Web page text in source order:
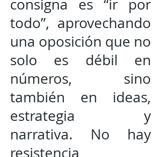
consigna es “ir por
todo”, aprovechando
una oposición que no
solo es débil en
números, sino
también en ideas,
estrategia y
narrativa. No hay
resistencia